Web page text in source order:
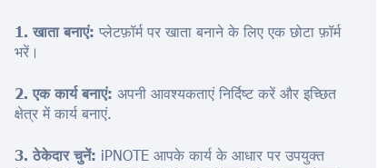
1. खाता बनाएं: प्लेटफ़ॉर्म पर खाता बनाने के लिए एक छोटा फ़ॉर्म
भरें।
2. एक कार्य बनाएं: अपनी आवश्यकताएं निर्दिष्ट करें और इच्छित
क्षेत्र में कार्य बनाएं.
3. ठेकेदार चुनें: iPNOTE आपके कार्य के आधार पर उपयुक्त